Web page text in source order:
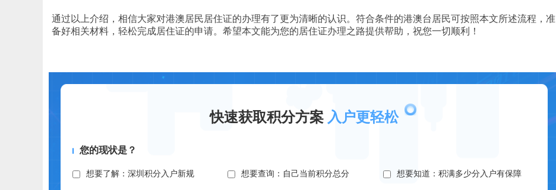
通过以上介绍，相信大家对港澳居民居住证的办理有了更为清晰的认识。符合条件的港澳台居民可按照本文所述流程，准
备好相关材料，轻松完成居住证的申请。希望本文能为您的居住证办理之路提供帮助，祝您一切顺利！
快速获取积分方案 入户更轻松
您的现状是？
想要了解：深圳积分入户新规 想要查询：自己当前积分总分 想要知道：积满多少分入户有保障